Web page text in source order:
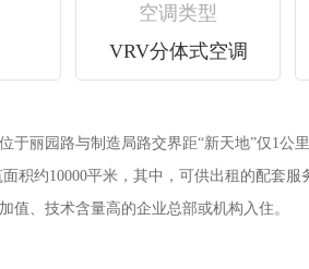
空调类型
VRV分体式空调
路与制造局路交界距“新天地”仅1公里、临
积约10000平米，其中，可供出租的
值、技术含量高的企业总部或机构入住。